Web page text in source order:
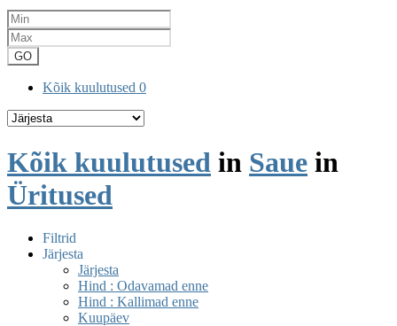
GO
Kõik kuulutused 0
Kõik kuulutused in Saue in
Üritused
Filtrid
Järjesta
Järjesta
Hind : Odavamad enne
Hind : Kallimad enne
Kuupäev